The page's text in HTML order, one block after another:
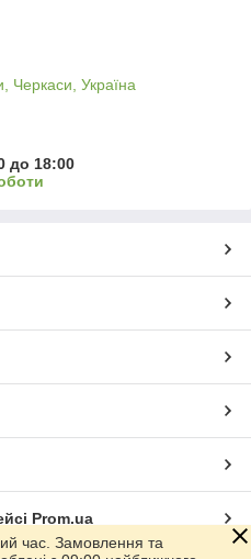
Черкаси, Україна
до 18:00
Prom.ua
час. Замовлення та